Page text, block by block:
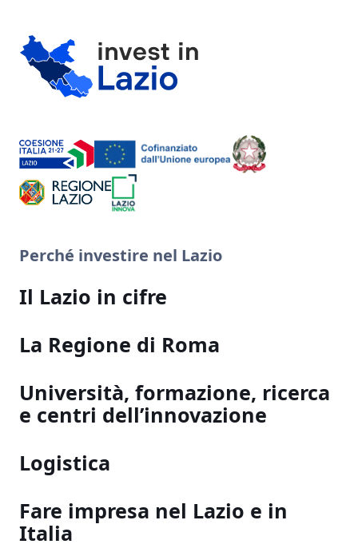
Perché investire nel Lazio
Il Lazio in cifre
La Regione di Roma
Università, formazione, ricerca
e centri dell’innovazione
Logistica
Fare impresa nel Lazio e in
Italia